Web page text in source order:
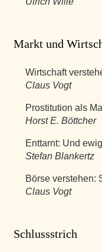
Markt und
Wirtschaft
Claus Vogt
Prostitution als
Horst E. Böttcher
Enttarnt: Und
Stefan Blankertz
Börse verstehen:
Claus Vogt
Schlussstrich